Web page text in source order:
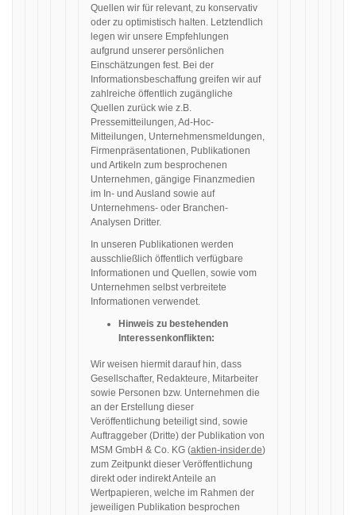
Quellen wir für relevant, zu konservativ
oder zu optimistisch halten. Letztendlich
legen wir unsere Empfehlungen
aufgrund unserer persönlichen
Einschätzungen fest. Bei der
Informationsbeschaffung greifen wir auf
zahlreiche öffentlich zugängliche
Quellen zurück wie z.B.
Pressemitteilungen, Ad-Hoc-
Mitteilungen, Unternehmensmeldungen,
Firmenpräsentationen, Publikationen
und Artikeln zum besprochenen
Unternehmen, gängige Finanzmedien
im In- und Ausland sowie auf
Unternehmens- oder Branchen-
Analysen Dritter.
In unseren Publikationen werden
ausschließlich öffentlich verfügbare
Informationen und Quellen, sowie vom
Unternehmen selbst verbreitete
Informationen verwendet.
Hinweis zu bestehenden
Interessenkonflikten:
Wir weisen hiermit darauf hin, dass
Gesellschafter, Redakteure, Mitarbeiter
sowie Personen bzw. Unternehmen die
an der Erstellung dieser
Veröffentlichung beteiligt sind, sowie
Auftraggeber (Dritte) der Publikation von
MSM GmbH & Co. KG (aktien-insider.de)
zum Zeitpunkt dieser Veröffentlichung
direkt oder indirekt Anteile an
Wertpapieren, welche im Rahmen der
jeweiligen Publikation besprochen